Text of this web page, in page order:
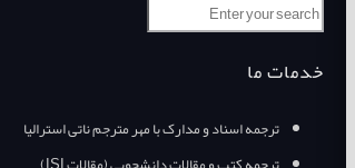
خدمات ما
ترجمه اسناد و مدارک با مهر مترجم ناتی استرالیا